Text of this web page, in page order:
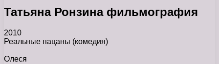
Татьяна Ронзина фильмография
2010
Реальные пацаны (комедия)
Олеся